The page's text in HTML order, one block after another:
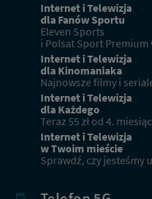
Internet i Telewizja
dla Fanów Sportu
Eleven Sports
i Polsat Sport Premium
Internet i Telewizja
dla Kinomaniaka
Najnowsze filmy i
Internet i Telewizja
dla Każdego
Teraz 55 zł od 4.
Internet i Telewizja
w Twoim mieście
Sprawdź, czy jesteśmy
Masz już usługi od
dla